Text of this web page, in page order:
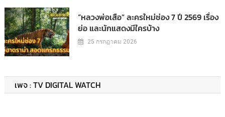
“หลวงพ่อเสือ” ละครใหม่ช่อง 7 ปี 2569 เรื่อง
ย่อ และนักแสดงมีใครบ้าง
25 กรกฎาคม 2026
เพจ : TV DIGITAL WATCH